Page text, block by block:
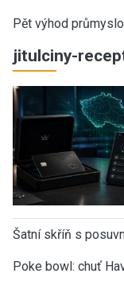
Pět výhod
jitulciny-
Šatní skříň s
Poke bowl: chuť